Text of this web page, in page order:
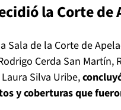
la Corte de
Sala de la Corte de
Cerda San Martín,
Silva Uribe,
y coberturas que